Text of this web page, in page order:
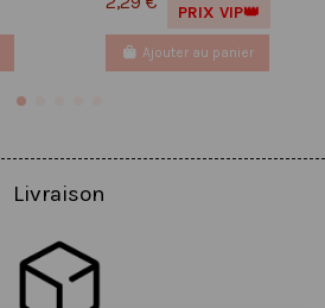
PRIX VIP👑
Ajouter au panier
Livraison